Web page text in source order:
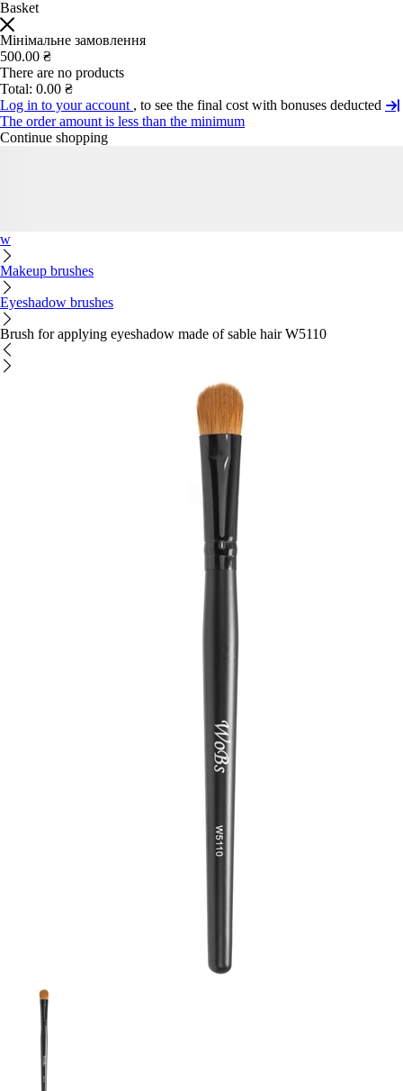
Basket
Мінімальне замовлення
500.00 ₴
There are no products
Total: 0.00 ₴
Log in to your account , to see the final cost with bonuses deducted
The order amount is less than the minimum
Continue shopping
w
Makeup brushes
Eyeshadow brushes
Brush for applying eyeshadow made of sable hair W5110